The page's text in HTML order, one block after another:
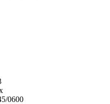
0600